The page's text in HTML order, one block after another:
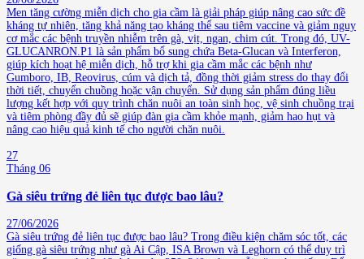
Men tăng cường miễn dịch cho gia cầm là giải pháp giúp nâng cao sức đề
kháng tự nhiên, tăng khả năng tạo kháng thể sau tiêm vaccine và giảm nguy
cơ mắc các bệnh truyền nhiễm trên gà, vịt, ngan, chim cút. Trong đó, UV-
GLUCANRON.P1 là sản phẩm bổ sung chứa Beta-Glucan và Interferon,
giúp kích hoạt hệ miễn dịch, hỗ trợ khi gia cầm mắc các bệnh như
Gumboro, IB, Reovirus, cúm và dịch tả, đồng thời giảm stress do thay đổi
thời tiết, chuyển chuồng hoặc vận chuyển. Sử dụng sản phẩm đúng liều
lượng kết hợp với quy trình chăn nuôi an toàn sinh học, vệ sinh chuồng trại
và tiêm phòng đầy đủ sẽ giúp đàn gia cầm khỏe mạnh, giảm hao hụt và
nâng cao hiệu quả kinh tế cho người chăn nuôi.
27
Tháng 06
Gà siêu trứng đẻ liên tục được bao lâu?
27/06/2026
Gà siêu trứng đẻ liên tục được bao lâu? Trong điều kiện chăm sóc tốt, các
giống gà siêu trứng như gà Ai Cập, ISA Brown và Leghorn có thể duy trì